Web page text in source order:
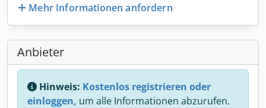
Mehr Informationen anfordern
Anbieter
Hinweis: Kostenlos registrieren oder
einloggen, um alle Informationen abzurufen.